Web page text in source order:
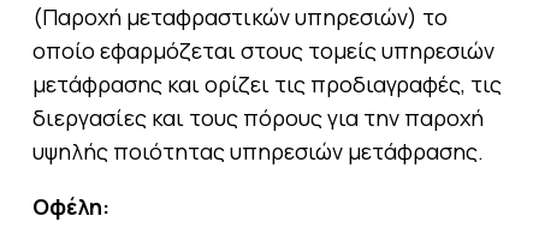
(Παροχή μεταφραστικών υπηρεσιών) το
οποίο εφαρμόζεται στους τομείς υπηρεσιών
μετάφρασης και ορίζει τις προδιαγραφές, τις
διεργασίες και τους πόρους για την παροχή
υψηλής ποιότητας υπηρεσιών μετάφρασης.
Οφέλη: